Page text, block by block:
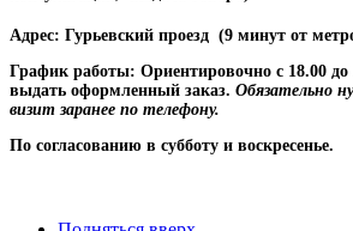
Адрес: Гурьевский проезд (9 минут от
График работы: Ориентировочно с 18.00
выдать оформленный заказ. Обязательно
визит заранее по телефону.
По согласованию в субботу и воскресенье.